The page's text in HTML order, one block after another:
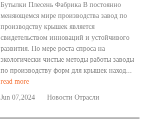
Бутылки Плесень Фабрика В постоянно
меняющемся мире производства завод по
производству крышек является
свидетельством инноваций и устойчивого
развития. По мере роста спроса на
экологически чистые методы работы заводы
по производству форм для крышек наход...
read more
Jun 07,2024 Новости Отрасли